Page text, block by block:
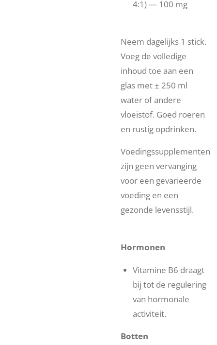
4:1) — 100 mg
Neem dagelijks 1 stick.
Voeg de volledige
inhoud toe aan een
glas met ± 250 ml
water of andere
vloeistof. Goed roeren
en rustig opdrinken.
Voedingssupplementen
zijn geen vervanging
voor een gevarieerde
voeding en een
gezonde levensstijl.
Hormonen
Vitamine B6 draagt
bij tot de regulering
van hormonale
activiteit.
Botten